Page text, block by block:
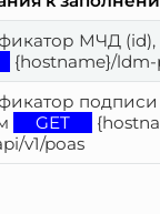
{hostname}/ldm-
GET
v1/poas